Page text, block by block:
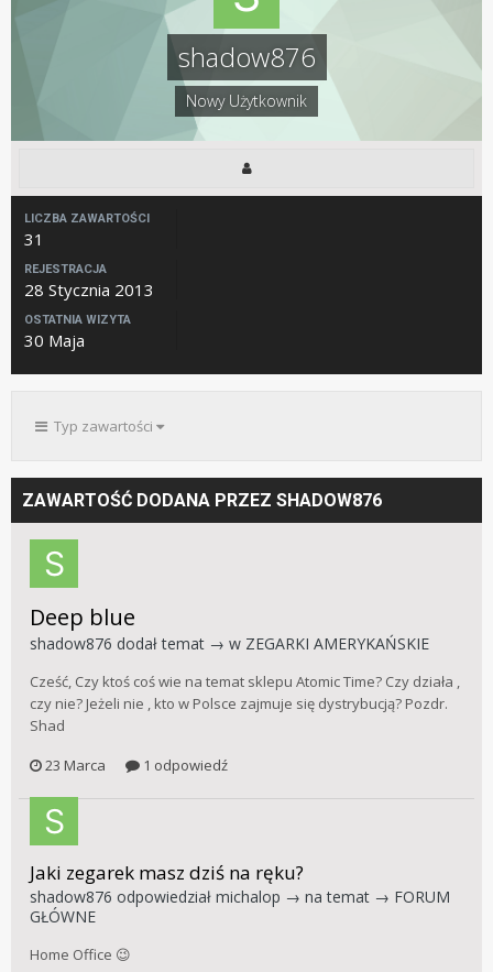
shadow876
Nowy Użytkownik
LICZBA ZAWARTOŚCI
31
REJESTRACJA
28 Stycznia 2013
OSTATNIA WIZYTA
30 Maja
Typ zawartości
ZAWARTOŚĆ DODANA PRZEZ SHADOW876
Deep blue
shadow876 dodał temat → w ZEGARKI AMERYKAŃSKIE
Cześć, Czy ktoś coś wie na temat sklepu Atomic Time? Czy działa ,
czy nie? Jeżeli nie , kto w Polsce zajmuje się dystrybucją? Pozdr.
Shad
23 Marca
1 odpowiedź
Jaki zegarek masz dziś na ręku?
shadow876 odpowiedział michalop → na temat → FORUM
GŁÓWNE
Home Office 😉